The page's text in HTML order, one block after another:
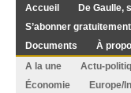
Accueil De Gaulle,
S’abonner
Documents
À
A la une
Actu-
Économie
Europe/